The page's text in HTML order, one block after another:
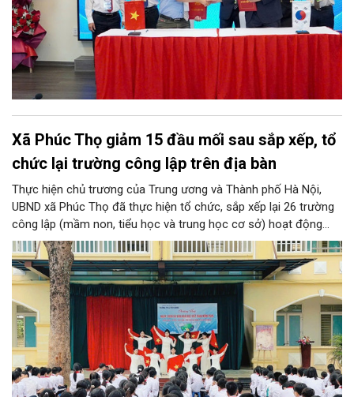
Xã Phúc Thọ giảm 15 đầu mối sau sắp xếp, tổ
chức lại trường công lập trên địa bàn
Thực hiện chủ trương của Trung ương và Thành phố Hà Nội,
UBND xã Phúc Thọ đã thực hiện tổ chức, sắp xếp lại 26 trường
công lập (mầm non, tiểu học và trung học cơ sở) hoạt động
độc lập thành 11 trường. Sau khi sắp xếp, xã Phúc Thọ giảm 15
đầu mối đơn vị, tỷ lệ tinh gọn đạt 57,69%.